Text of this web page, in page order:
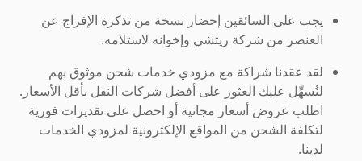
يجب على السائقين إحضار نسخة من تذكرة الإفراج عن
العنصر من شركة ريتشي وإخوانه لاستلامه.
لقد عقدنا شراكة مع مزودي خدمات شحن موثوق بهم
لنُسهِّل عليك العثور على أفضل شركات النقل بأقل الأسعار.
اطلب عروض أسعار مجانية أو احصل على تقديرات فورية
لتكلفة الشحن من المواقع الإلكترونية لمزودي الخدمات
لدينا.